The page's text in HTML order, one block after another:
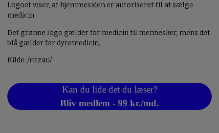
Logoet viser, at hjemmesiden er autoriseret til at sælge
medicin.
Det grønne logo gælder for medicin til mennesker, mens det
blå gælder for dyremedicin.
Kilde: /ritzau/
Kan du lide det du læser?
Bliv medlem - 99 kr./md.